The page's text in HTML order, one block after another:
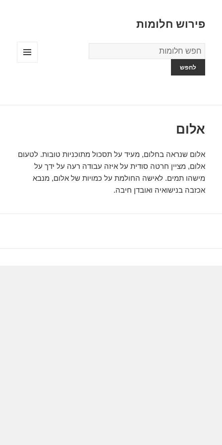
פירוש חלומות
מילון
החלומות
אלום
אלום שנראה בחלום, מעיד על תסכול מתוכניות טובות. לטעום
אלום, מציין חרטה סודית על איזה עבודה רעה על ידך על
מישהו תמים. לאישה החולמת על כמויות של אלום, מנבא
אכזבה בנישואיה ואובדן חיבה.